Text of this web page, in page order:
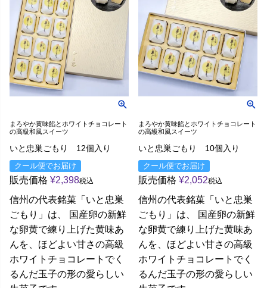
まろやか黄味餡とホワイトチョコレート
の高級和風スイーツ
いと忠巣ごもり 12個入り
クール便でお届け
販売価格 ¥2,398税込
信州の代表銘菓「いと忠巣
ごもり」は、 国産卵の新鮮
な卵黄で練り上げた黄味あ
んを、ほどよい甘さの高級
ホワイトチョコレートでく
るんだ玉子の形の愛らしい
まろやか黄味餡とホワイトチョコレート
の高級和風スイーツ
いと忠巣ごもり 10個入り
クール便でお届け
販売価格 ¥2,052税込
信州の代表銘菓「いと忠巣
ごもり」は、 国産卵の新鮮
な卵黄で練り上げた黄味あ
んを、ほどよい甘さの高級
ホワイトチョコレートでく
るんだ玉子の形の愛らしい